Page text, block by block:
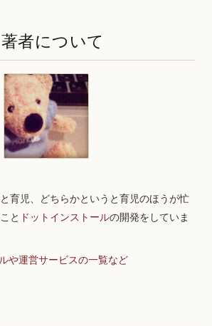
著者について
育児、どちらかというと育児のほうが忙
と ドットインストールの開発をしていま
や運営サービスの一覧など